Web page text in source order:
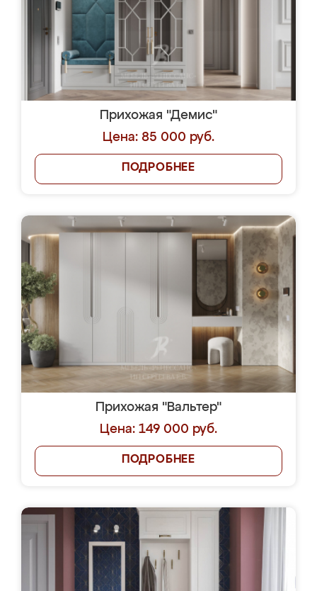
Прихожая "Демис"
Цена: 85 000 руб.
ПОДРОБНЕЕ
Прихожая "Вальтер"
Цена: 149 000 руб.
ПОДРОБНЕЕ